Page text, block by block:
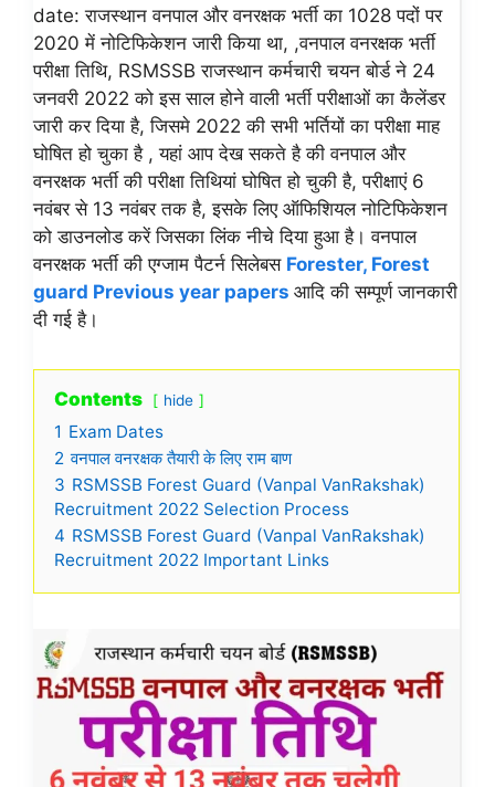
date: राजस्थान वनपाल और वनरक्षक भर्ती का 1028 पदों पर
2020 में नोटिफिकेशन जारी किया था, ,वनपाल वनरक्षक भर्ती
परीक्षा तिथि, RSMSSB राजस्थान कर्मचारी चयन बोर्ड ने 24
जनवरी 2022 को इस साल होने वाली भर्ती परीक्षाओं का कैलेंडर
जारी कर दिया है, जिसमे 2022 की सभी भर्तियों का परीक्षा माह
घोषित हो चुका है , यहां आप देख सकते है की वनपाल और
वनरक्षक भर्ती की परीक्षा तिथियां घोषित हो चुकी है, परीक्षाएं 6
नवंबर से 13 नवंबर तक है, इसके लिए ऑफिशियल नोटिफिकेशन
को डाउनलोड करें जिसका लिंक नीचे दिया हुआ है। वनपाल
वनरक्षक भर्ती की एग्जाम पैटर्न सिलेबस Forester, Forest
guard Previous year papers आदि की सम्पूर्ण जानकारी
दी गई है।
Contents hide
1 Exam Dates
2 वनपाल वनरक्षक तैयारी के लिए राम बाण
3 RSMSSB Forest Guard (Vanpal VanRakshak)
Recruitment 2022 Selection Process
4 RSMSSB Forest Guard (Vanpal VanRakshak)
Recruitment 2022 Important Links